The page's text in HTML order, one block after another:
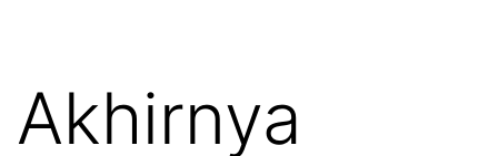
Akhirnya